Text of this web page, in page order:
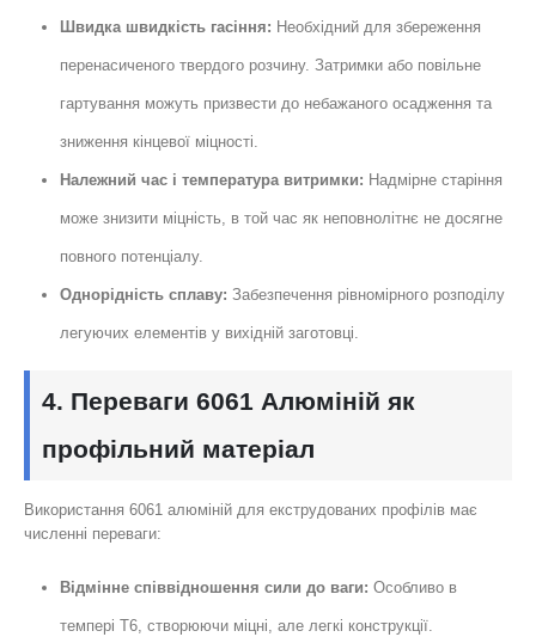
Швидка швидкість гасіння: Необхідний для збереження
перенасиченого твердого розчину. Затримки або повільне
гартування можуть призвести до небажаного осадження та
зниження кінцевої міцності.
Належний час і температура витримки: Надмірне старіння
може знизити міцність, в той час як неповнолітнє не досягне
повного потенціалу.
Однорідність сплаву: Забезпечення рівномірного розподілу
легуючих елементів у вихідній заготовці.
4. Переваги 6061 Алюміній як
профільний матеріал
Використання 6061 алюміній для екструдованих профілів має
численні переваги:
Відмінне співвідношення сили до ваги: Особливо в
темпері T6, створюючи міцні, але легкі конструкції.